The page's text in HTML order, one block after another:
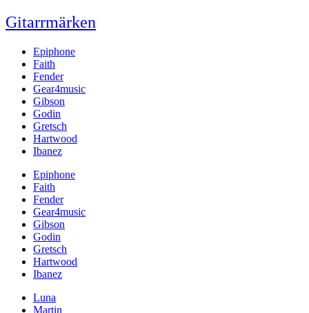
Gitarrmärken
Epiphone
Faith
Fender
Gear4music
Gibson
Godin
Gretsch
Hartwood
Ibanez
Epiphone
Faith
Fender
Gear4music
Gibson
Godin
Gretsch
Hartwood
Ibanez
Luna
Martin